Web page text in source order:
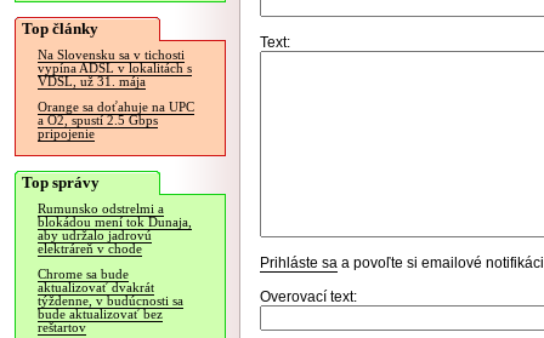
Top články
Na Slovensku sa v tichosti
vypína ADSL v lokalitách s
VDSL, už 31. mája
Orange sa doťahuje na UPC
a O2, spustí 2.5 Gbps
pripojenie
Top správy
Rumunsko odstrelmi a
blokádou mení tok Dunaja,
aby udržalo jadrovú
elektráreň v chode
Chrome sa bude
aktualizovať dvakrát
týždenne, v budúcnosti sa
bude aktualizovať bez
reštartov
Text:
Prihláste sa a povoľte si emailové
Overovací text: